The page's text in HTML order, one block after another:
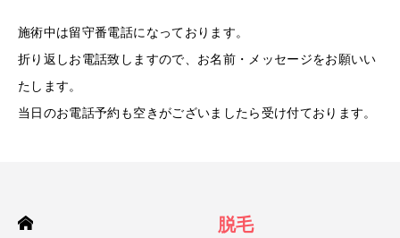
施術中は留守番電話になっております。
折り返しお電話致しますので、お名前・メッセージをお願いい
たします。
当日のお電話予約も空きがございましたら受け付ております。
脱毛